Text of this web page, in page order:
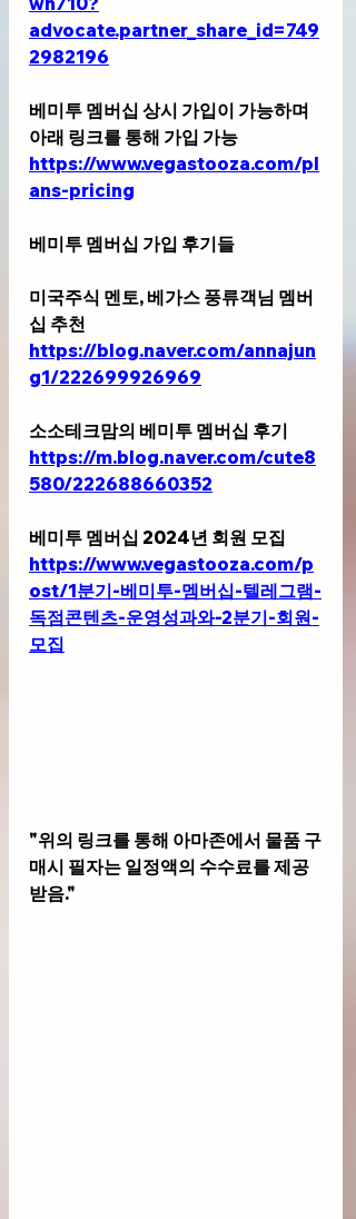
advocate.partner_share_id=749
2982196
베미투 멤버십 상시 가입이 가능하며
아래 링크를 통해 가입 가능
https://www.vegastooza.com/pl
ans-pricing
베미투 멤버십 가입 후기들
미국주식 멘토, 베가스 풍류객님 멤버
십 추천
https://blog.naver.com/annajun
g1/222699926969
소소테크맘의 베미투 멤버십 후기
https://m.blog.naver.com/cute8
580/222688660352
베미투 멤버십 2024년 회원 모집
https://www.vegastooza.com/p
ost/1분기-베미투-멤버십-텔레그램-
독점콘텐츠-운영성과와-2분기-회원-
모집
"위의 링크를 통해 아마존에서 물품 구
매시 필자는 일정액의 수수료를 제공
받음."